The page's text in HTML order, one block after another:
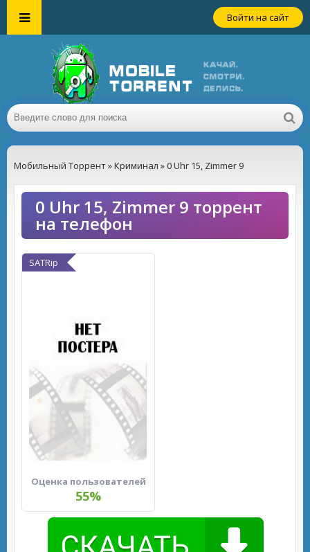
Войти на сайт
Мобильный Торрент»Криминал » 0 Uhr 15, Zimmer 9
0 Uhr 15, Zimmer 9 торрент
на телефон
SATRip
Оценка пользователей
55%